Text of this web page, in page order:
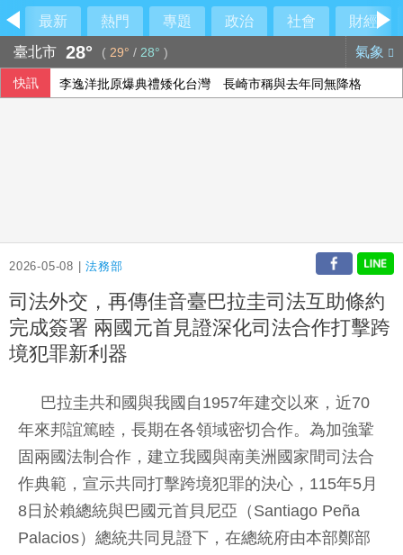
最新 熱門 專題 政治 社會
財經
臺北市 28° ( 29° / 28° ) 氣象
快訊 李逸洋批原爆典禮矮化台灣 長崎市稱與去年同無降格
2026-05-08 |法務部
司法外交，再傳佳音臺巴拉圭司法互助條約
完成簽署 兩國元首見證深化司法合作打擊跨
境犯罪新利器
巴拉圭共和國與我國自1957年建交以來，近70
年來邦誼篤睦，長期在各領域密切合作。為加強鞏
固兩國法制合作，建立我國與南美洲國家間司法合
作典範，宣示共同打擊跨境犯罪的決心，115年5月
8日於賴總統與巴國元首貝尼亞（Santiago Peña
Palacios）總統共同見證下，在總統府由本部鄭部